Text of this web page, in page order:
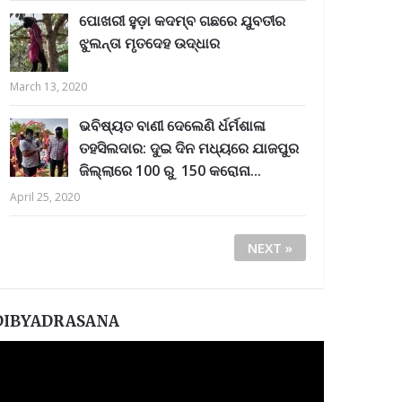
ପୋଖରୀ ହୁଡ଼ା କଦମ୍ବ ଗଛରେ ଯୁବତୀର
ଝୁଲନ୍ତା ମୃତଦେହ ଉଦ୍ଧାର
March 13, 2020
ଭବିଷ୍ୟତ ବାଣୀ ଦେଲେଣି ର୍ଧର୍ମଶାଳା
ତହସିଲଦାର: ଦୁଇ ଦିନ ମଧ୍ୟରେ ଯାଜପୁର
ଜିଲ୍ଲାରେ 100 ରୁ 150 କରୋନା...
April 25, 2020
NEXT »